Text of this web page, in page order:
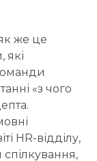
же це
які
«з чого
HR-відділу,